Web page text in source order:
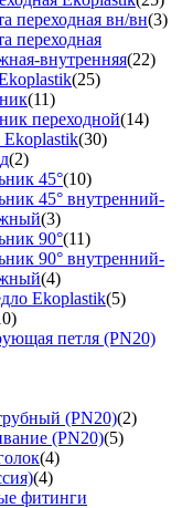
переходная вн/вн(3)
переходная
внутренняя(22)
(25)
(11)
переходной(14)
(30)
(2)
45°(10)
45° внутренний-
(3)
90°(11)
90° внутренний-
(4)
Ekoplastik(5)
петля (PN20)
(PN20)(2)
(PN20)(5)
(4)
(4)
фитинги